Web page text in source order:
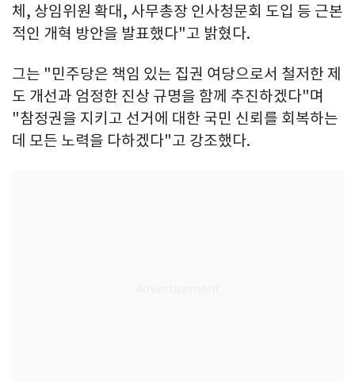
체, 상임위원 확대, 사무총장 인사청문회 도입 등 근본
적인 개혁 방안을 발표했다"고 밝혔다.
그는 "민주당은 책임 있는 집권 여당으로서 철저한 제
도 개선과 엄정한 진상 규명을 함께 추진하겠다"며
"참정권을 지키고 선거에 대한 국민 신뢰를 회복하는
데 모든 노력을 다하겠다"고 강조했다.